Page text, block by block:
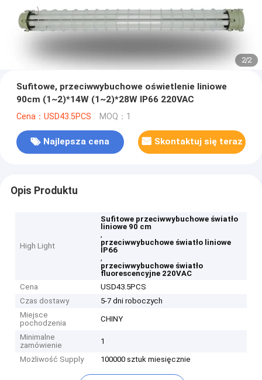
2/2
Sufitowe, przeciwwybuchowe oświetlenie liniowe
90cm (1~2)*14W (1~2)*28W IP66 220VAC
Cena：USD43.5PCS MOQ：1
Najlepsza cena Skontaktuj się teraz
Opis Produktu
High Light
Sufitowe przeciwwybuchowe światło
liniowe 90 cm
,
przeciwwybuchowe światło liniowe
IP66
,
przeciwwybuchowe światło
fluorescencyjne 220VAC
Cena
USD43.5PCS
Czas dostawy
5-7 dni roboczych
Miejsce
pochodzenia
CHINY
Minimalne
zamówienie
1
Możliwość Supply 100000 sztuk miesięcznie